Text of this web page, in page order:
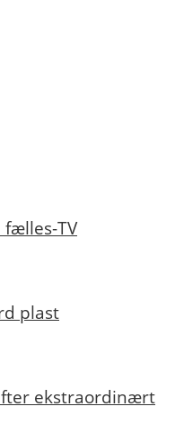
TV
plast
ekstraordinært